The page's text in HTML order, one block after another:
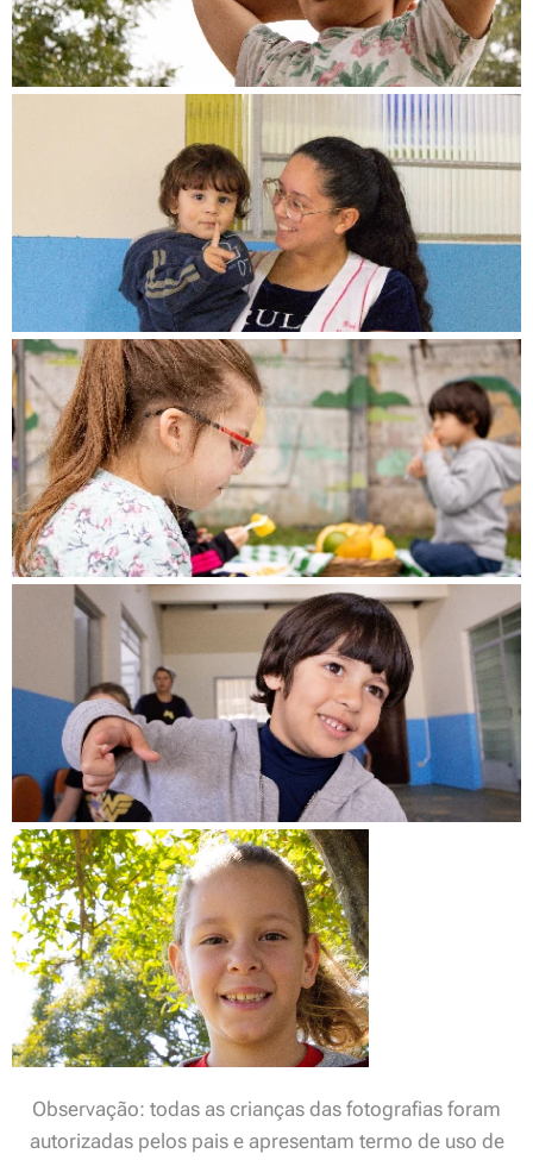
Observação: todas as crianças das fotografias foram
autorizadas pelos pais e apresentam termo de uso de